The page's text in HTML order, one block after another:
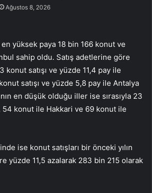
Ağustos 8, 2026
en yüksek paya 18 bin 166 konut ve
sahip oldu. Satış adetlerine göre
konut satışı ve yüzde 11,4 pay ile
satışı ve yüzde 5,8 pay ile Antalya
en düşük olduğu iller ise sırasıyla 23
54 konut ile Hakkari ve 69 konut ile
ise konut satışları bir önceki yılın
yüzde 11,5 azalarak 283 bin 215 olarak